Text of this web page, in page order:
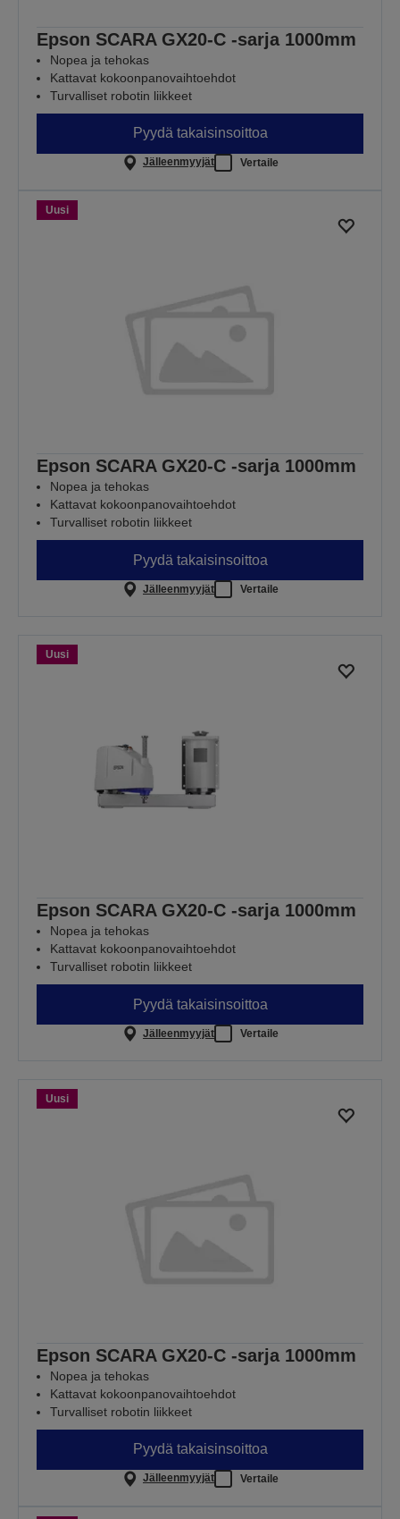
Epson SCARA GX20-C -sarja 1000mm
Nopea ja tehokas
Kattavat kokoonpanovaihtoehdot
Turvalliset robotin liikkeet
Pyydä takaisinsoittoa
Jälleenmyyjät Vertaile
Uusi
Epson SCARA GX20-C -sarja 1000mm
Nopea ja tehokas
Kattavat kokoonpanovaihtoehdot
Turvalliset robotin liikkeet
Pyydä takaisinsoittoa
Jälleenmyyjät Vertaile
Uusi
Epson SCARA GX20-C -sarja 1000mm
Nopea ja tehokas
Kattavat kokoonpanovaihtoehdot
Turvalliset robotin liikkeet
Pyydä takaisinsoittoa
Jälleenmyyjät Vertaile
Uusi
Epson SCARA GX20-C -sarja 1000mm
Nopea ja tehokas
Kattavat kokoonpanovaihtoehdot
Turvalliset robotin liikkeet
Pyydä takaisinsoittoa
Jälleenmyyjät Vertaile